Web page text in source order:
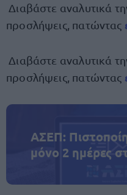
Διαβάστε αναλυτικά
προσλήψεις, πατώντας
Διαβάστε αναλυτικά
προσλήψεις, πατώντας
ΑΣΕΠ:
μόνο 2 ημέρες